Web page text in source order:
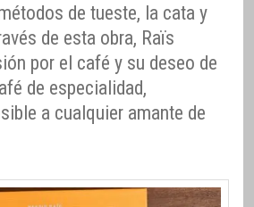
de tueste, la cata y
de esta obra, Raïs
por el café y su deseo de
de especialidad,
a cualquier amante de